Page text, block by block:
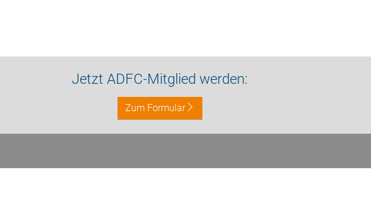
Jetzt ADFC-Mitglied werden:
Zum Formular